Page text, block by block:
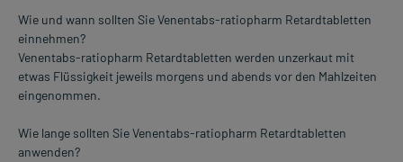
Wie und wann sollten Sie Venentabs-ratiopharm Retardtabletten
einnehmen?
Venentabs-ratiopharm Retardtabletten werden unzerkaut mit
etwas Flüssigkeit jeweils morgens und abends vor den Mahlzeiten
eingenommen.
Wie lange sollten Sie Venentabs-ratiopharm Retardtabletten
anwenden?